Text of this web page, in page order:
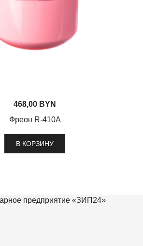
468,00 BYN
Фреон R-410A
В КОРЗИНУ
предприятие «ЗИП24»